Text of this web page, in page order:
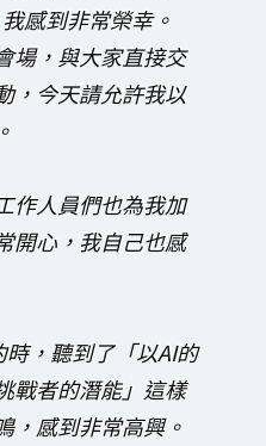
感到非常榮幸。
場，與大家直接交
，今天請允許我以
作人員們也為我加
開心，我自己也感
，聽到了「以AI的
戰者的潛能」這樣
，感到非常高興。